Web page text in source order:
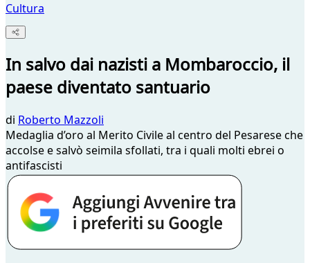
Cultura
In salvo dai nazisti a Mombaroccio, il
paese diventato santuario
di Roberto Mazzoli
Medaglia d’oro al Merito Civile al centro del Pesarese che
accolse e salvò seimila sfollati, tra i quali molti ebrei o
antifascisti